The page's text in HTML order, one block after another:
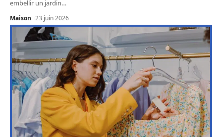
embellir un jardin…
Maison 23 juin 2026